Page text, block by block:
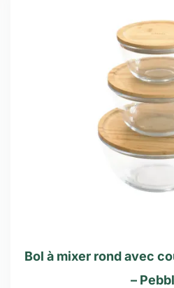
Bol à mixer rond avec
–